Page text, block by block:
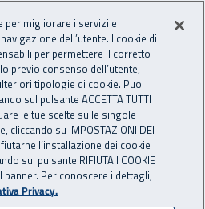
Nazionale
Apri cerca
in: Scadenza
per la
per migliorare i servizi e
dell’utente. I cookie di
per permettere il corretto
previo consenso dell’utente,
tipologie di cookie. Puoi
sul pulsante ACCETTA TUTTI I
le tue scelte sulle singole
cliccando su IMPOSTAZIONI DEI
l’installazione dei cookie
sul pulsante RIFIUTA I COOKIE
banner. Per conoscere i dettagli,
Privacy.